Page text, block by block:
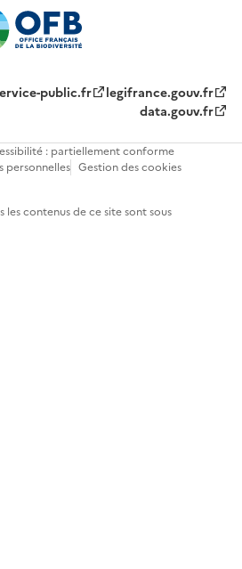
public.fr
legifrance.gouv.fr
data.gouv.fr
: partiellement conforme
personnelles Gestion des cookies
contenus de ce site sont sous